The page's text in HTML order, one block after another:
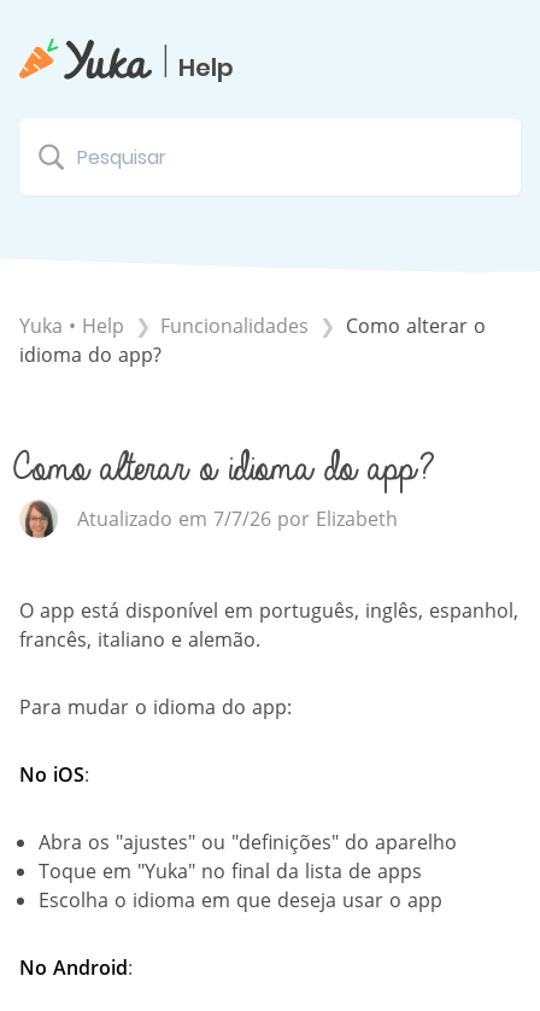
| Help
Yuka • Help ​Funcionalidades
Como alterar o
idioma do app?
Como alterar o idioma do app?
Atualizado em 7/7/26 por Elizabeth
O app está disponível em português, inglês, espanhol,
francês, italiano e alemão.
Para mudar o idioma do app:
No iOS:
Abra os "ajustes" ou "definições" do aparelho
Toque em "Yuka" no final da lista de apps
Escolha o idioma em que deseja usar o app
No Android: